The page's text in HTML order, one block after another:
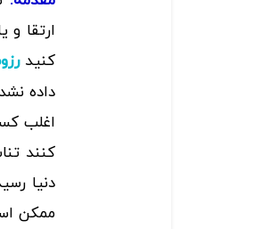
ارتقا
کنید
داده
اغلب
کنند
دنیا
ممکن